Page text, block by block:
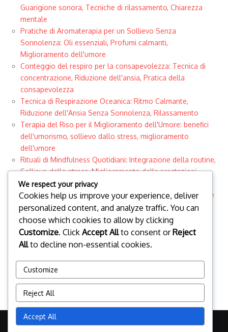
Guarigione sonora, Tecniche di rilassamento, Chiarezza
mentale
Pratiche di Aromaterapia per un Sollievo Senza
Sonnolenza: Oli essenziali, Profumi calmanti,
Miglioramento dell'umore
Conteggio del respiro per la consapevolezza: Tecnica di
concentrazione, Riduzione dell'ansia, Pratica della
consapevolezza
Tecnica di Respirazione Oceanica: Ritmo Calmante,
Riduzione dell'Ansia Senza Sonnolenza, Rilassamento
Terapia del Riso per il Miglioramento dell'Umore: benefici
dell'umorismo, sollievo dallo stress, miglioramento
dell'umore
Rituali di Mindfulness Quotidiani: Integrazione della routine,
Sollievo dallo stress, Miglioramento delle prestazioni
Pratiche lavorative consapevoli: Tecniche di
concentrazione, Miglioramento della produttività, Gestione
dello stress
Categories
Esercizi di respirazione per il sollievo dall'ansia senza
sonnolenza
Tecniche di rilassamento per un sollievo dall'ansia senza
sonnolenza
We respect your privacy
Cookies help us improve your experience, deliver
personalized content, and analyze traffic. You can
choose which cookies to allow by clicking
Customize. Click Accept Allto consent orReject
Allto decline non-essential cookies.
Customize
Reject All
Accept All